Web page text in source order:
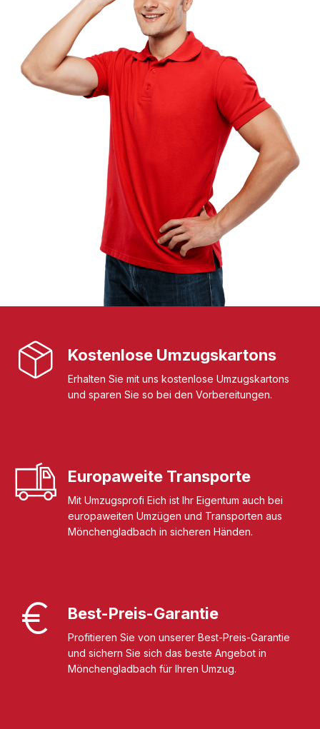
Kostenlose Umzugskartons
Erhalten Sie mit uns kostenlose Umzugskartons
und sparen Sie so bei den Vorbereitungen.
Europaweite Transporte
Mit Umzugsprofi Eich ist Ihr Eigentum auch bei
europaweiten Umzügen und Transporten aus
Mönchengladbach in sicheren Händen.
Best-Preis-Garantie
Profitieren Sie von unserer Best-Preis-Garantie
und sichern Sie sich das beste Angebot in
Mönchengladbach für Ihren Umzug.